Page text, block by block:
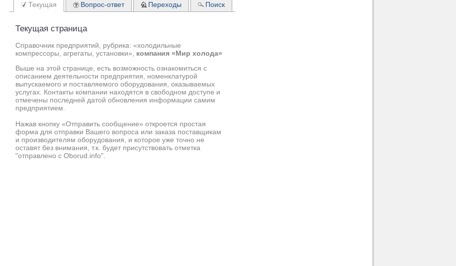
Текущая
Текущая страница
Справочник предприятий, рубрика: «холодильные
компрессоры, агрегаты, установки», компания «Мир холода»
Выше на этой странице, есть возможность ознакомиться с
описанием деятельности предприятия, номенклатурой
выпускаемого и поставляемого оборудования, оказываемых
услугах. Контакты компании находятся в свободном доступе и
отмечены последней датой обновления информации самим
предприятием.
Нажав кнопку «Отправить сообщение» откроется простая
форма для отправки Вашего вопроса или заказа поставщикам
и производителям оборудования, и которое уже точно не
оставят без внимания, т.к. будет присутствовать отметка
"отправлено с Oborud.info".
Вопрос-ответ Переходы Поиск